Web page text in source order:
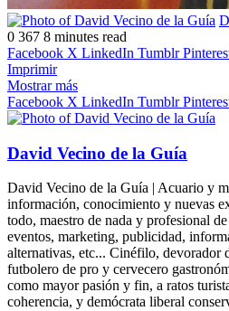
0 367 8 minutes read
Facebook X LinkedIn Tumblr
Imprimir
Mostrar más
Facebook X LinkedIn Tumblr
David Vecino de la Guía
David Vecino de la Guía | Acuario y
información, conocimiento y nuevas
todo, maestro de nada y profesional
eventos, marketing, publicidad,
alternativas, etc... Cinéfilo, devorador
futbolero de pro y cervecero
como mayor pasión y fin, a ratos
coherencia, y demócrata liberal